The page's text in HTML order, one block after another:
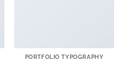
PORTFOLIO TYPOGRAPHY